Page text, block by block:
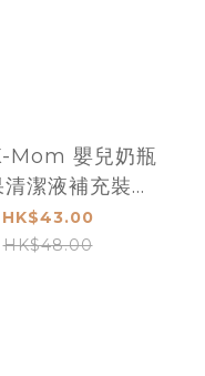
Mom 嬰兒奶瓶
清潔液補充裝
Liquid Type
HK$43.00
HK$48.00